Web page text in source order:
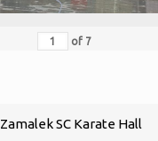
of 7
Zamalek SC Karate Hall